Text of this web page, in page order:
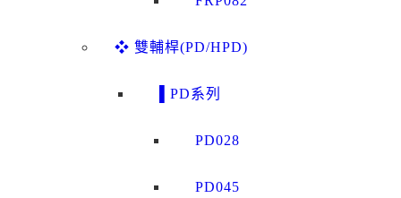
❖ 雙輔桿(PD/HPD)
▌PD系列
PD028
PD045